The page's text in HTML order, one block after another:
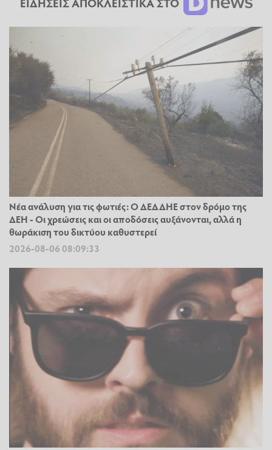
Νέα ανάλυση για τις φωτιές: Ο ΔΕΔΔΗΕ στον δρόμο της
ΔΕΗ - Οι χρεώσεις και οι αποδόσεις αυξάνονται, αλλά η
θωράκιση του δικτύου καθυστερεί
2026-08-06 08:09:33